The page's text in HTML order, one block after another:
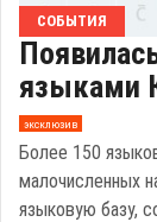
СОБЫТИЯ
языками
эксклюзив
Более 150
малочисленных
языковую базу,